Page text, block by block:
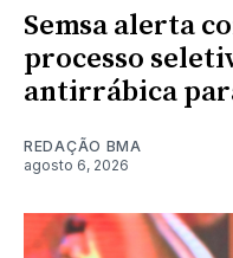
Semsa alerta
processo
antirrábica
REDAÇÃO BMA
agosto 6, 2026